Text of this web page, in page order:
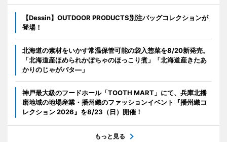
【Dessin】OUTDOOR PRODUCTS別注バッグコレクションが
登場！
北海道の素材をいかす常温保管可能の袋入惣菜を8/20新発売。
「北海道産ほめられかぼちゃのほっこり煮」「北海道産きたあ
かりのじゃがバタ―」
神戸最大級のフードホール「TOOTH MART」にて、兵庫北播
磨地域の地場産業・播州織のファッションイベント『播州織コ
レクション 2026』を8/23（日）開催！
もっと見る